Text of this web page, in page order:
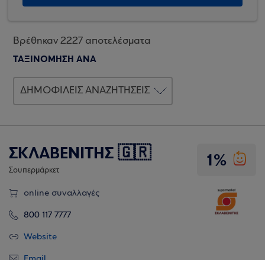
Βρέθηκαν 2227 αποτελέσματα
ΤΑΞΙΝΟΜΗΣΗ ΑΝΑ
1%
ΣΚΛΑΒΕΝΙΤΗΣ 🇬🇷
Σουπερμάρκετ
online συναλλαγές
800 117 7777
Website